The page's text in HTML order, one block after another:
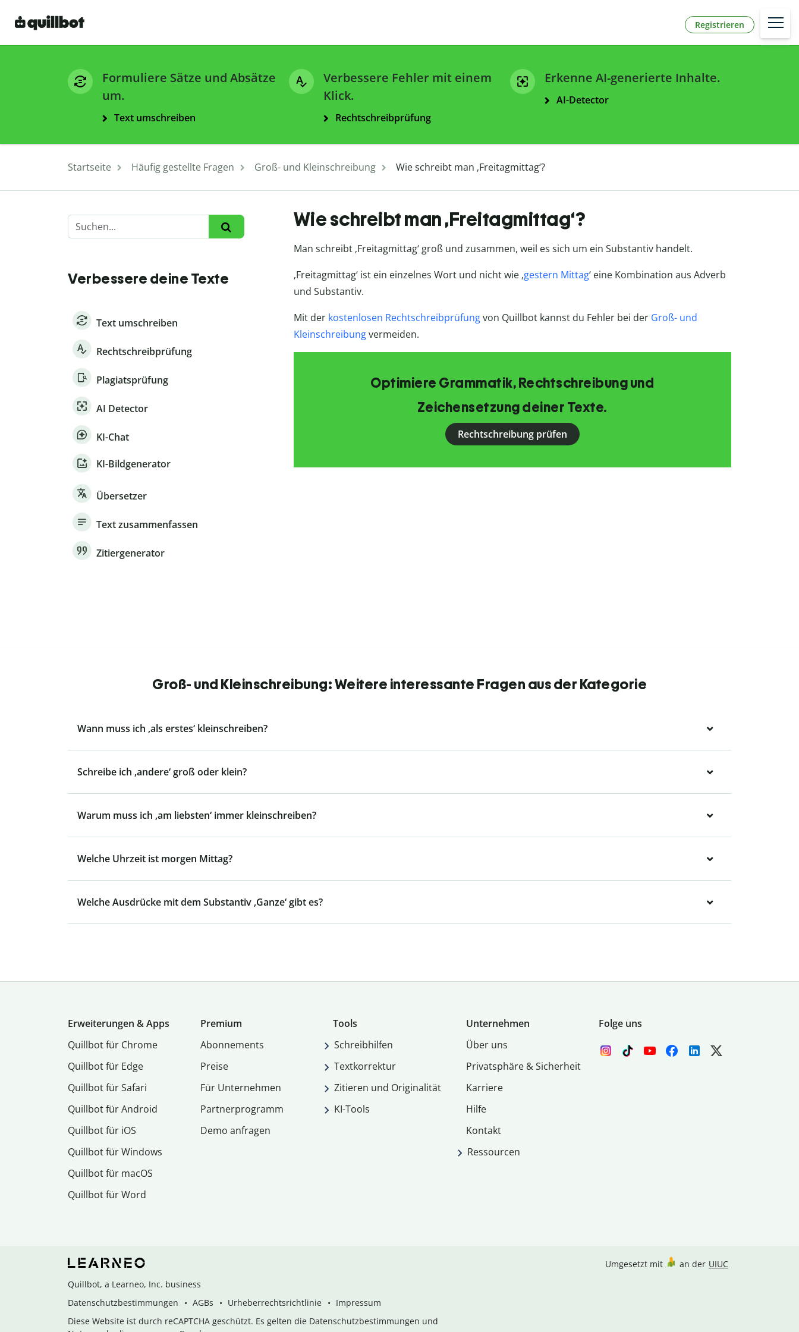
Registrieren
Formuliere Sätze und Absätze
um.
Text umschreiben
Verbessere Fehler mit einem
Klick.
Rechtschreibprüfung
Erkenne AI-generierte Inhalte.
AI-Detector
Startseite Häufig gestellte Fragen Groß- und Kleinschreibung Wie schreibt man ‚Freitagmittag‘?
Verbessere deine Texte
Text umschreiben
Rechtschreibprüfung
Plagiatsprüfung
AI Detector
KI-Chat
KI-Bildgenerator
Übersetzer
Text zusammenfassen
Zitiergenerator
Wie schreibt man ‚Freitagmittag‘?
Man schreibt ‚Freitagmittag‘ groß und zusammen, weil es sich um ein Substantiv handelt.
‚Freitagmittag‘ ist ein einzelnes Wort und nicht wie ‚gestern Mittag‘ eine Kombination aus Adverb
und Substantiv.
Mit der kostenlosen Rechtschreibprüfungvon Quillbot kannst du Fehler bei der Groß- und
Kleinschreibungvermeiden.
Optimiere Grammatik, Rechtschreibung und
Zeichensetzung deiner Texte.
Rechtschreibung prüfen
Groß- und Kleinschreibung: Weitere interessante Fragen aus der Kategorie
Wann muss ich ‚als erstes‘ kleinschreiben?
Schreibe ich ‚andere‘ groß oder klein?
Warum muss ich ‚am liebsten‘ immer kleinschreiben?
Welche Uhrzeit ist morgen Mittag?
Welche Ausdrücke mit dem Substantiv ‚Ganze‘ gibt es?
Erweiterungen & Apps
Quillbot für Chrome
Quillbot für Edge
Quillbot für Safari
Quillbot für Android
Quillbot für iOS
Quillbot für Windows
Quillbot für macOS
Quillbot für Word
Premium
Abon­ne­ments
Preise
Für Unternehmen
Partnerprogramm
Demo anfragen
Tools
Schreibhilfen
Textkorrektur
Zitieren und Originalität
KI-Tools
Unternehmen
Über uns
Privatsphäre & Sicherheit
Karriere
Hilfe
Kontakt
Ressourcen
Folge uns
Quillbot, a Learneo, Inc. business
Datenschutzbestimmungen
AGBs Urheberrechtsrichtlinie
Impressum
Diese Website ist durch reCAPTCHA geschützt. Es gelten die Datenschutzbestimmungen und
Umgesetzt mit an der UIUC